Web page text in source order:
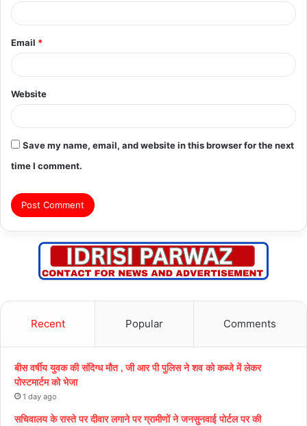
Email *
Website
Save my name, email, and website in this browser for the next
time I comment.
Recent Popular Comments
बीस वर्षीय युवक की संदिग्ध मौत , जी आर पी पुलिस ने शव को कब्जे में लेकर
पोस्टमार्टम को भेजा
1 day ago
सचिवालय के रास्ते पर दीवार लगाने पर ग्रामीणों ने जनसुनवाई पोर्टल पर की